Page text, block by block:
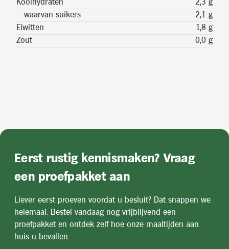
Koolhydraten
2,3 g
waarvan suikers
2,1 g
Eiwitten
1,8 g
Zout
0,0 g
Eerst rustig kennismaken? Vraag
een proefpakket aan
Liever eerst proeven voordat u besluit? Dat snappen we
helemaal. Bestel vandaag nog vrijblijvend een
proefpakket en ontdek zelf hoe onze maaltijden aan
huis u bevallen.